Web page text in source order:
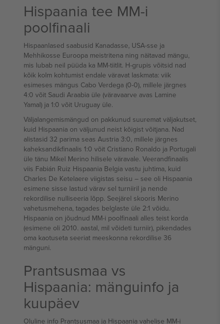
Hispaania tee MM-i
poolfinaali
Hispaanlased saabusid Kanadasse, USA-sse ja
Mehhikosse Euroopa meistritena ning näitavad mängu,
mis lubab neil püüda ka MM-tiitlit. H-grupis võitsid nad
kõik kolm kohtumist endale väravat laskmata: viik
esimeses mängus Cabo Verdega (0-0), millele järgnes
4:0 võit Saudi Araabia üle (väravaarve avas Lamine
Yamal) ja 1:0 võit Uruguay üle.
Väljalangemismängud on pakkunud suuremat väljakutset,
kuid Hispaania on väljunud neist kõigist võitjana. Nad
alistasid 32 parima seas Austria 3:0, millele järgnes
kaheksandikfinaalis 1:0 võit Cristiano Ronaldo ja Portugali
üle tänu Mikel Merino hilisele väravale. Veerandfinaalis
viis Fabián Ruiz Hispaania Belgia vastu juhtima, kuid
Charles De Ketelaere viigistas seisu – see oli Hispaania
esimene sisse lastud värav sel turniiril ja nende
rekordilise nulliseeria lõpp. Seejärel skooris Merino
vahetusmehena, tagades belglaste üle 2:1 võidu.
Hispaania on jõudnud MM-i poolfinaali alles teist korda
(esimene oli 2010. aastal, mil võideti turniir), pikendades
oma kaotuseta seeriat meeskonna rekordilise 36
mänguni.
Prantsusmaa vs
Hispaania: mänguinfo ja
kuupäev
Oluline info Prantsusmaa ja Hispaania vahelise MM-i